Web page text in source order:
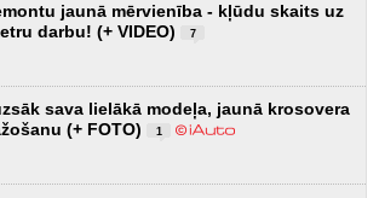
jaunā mērvienība - kļūdu skaits uz
darbu! (+ VIDEO)
7
sava lielākā modeļa, jaunā krosovera
(+ FOTO)
1